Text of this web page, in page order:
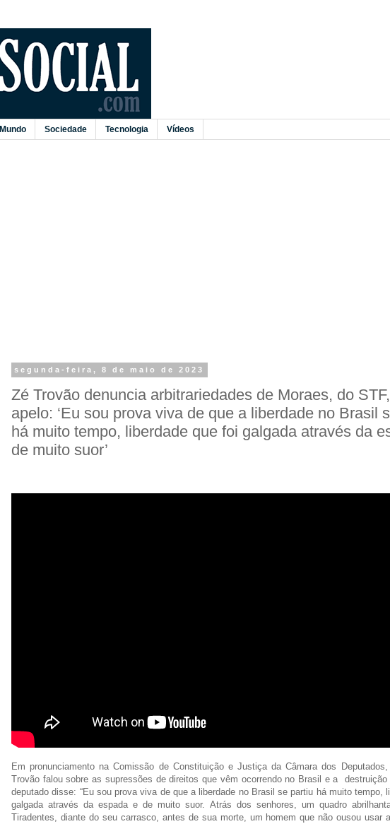
Mundo Sociedade Tecnologia Vídeos
segunda-feira, 8 de maio de 2023
Zé Trovão denuncia arbitrariedades de Moraes, do
apelo: ‘Eu sou prova viva de que a liberdade no Brasil
há muito tempo, liberdade que foi galgada através da
de muito suor’
Em pronunciamento na Comissão de Constituição e Justiça da Câmara dos
Trovão falou sobre as supressões de direitos que vêm ocorrendo no Brasil e a destruição
deputado disse: “Eu sou prova viva de que a liberdade no Brasil se partiu há muito tempo,
galgada através da espada e de muito suor. Atrás dos senhores, um quadro
Tiradentes, diante do seu carrasco, antes de sua morte, um homem que não ousou usar